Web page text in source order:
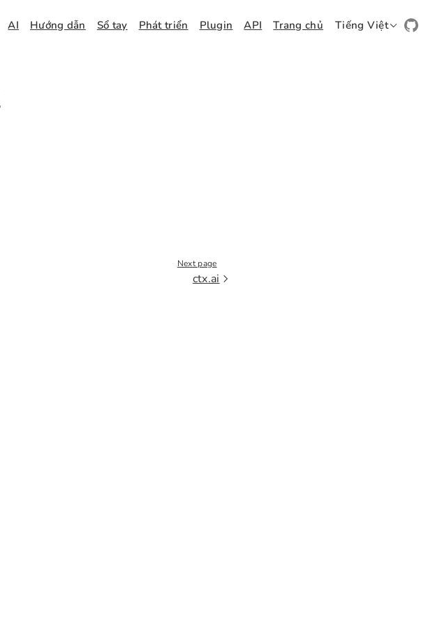
AI Hướng dẫn Sổ tay Phát triển Plugin API Trang chủ Tiếng Việt
Next page
ctx.ai